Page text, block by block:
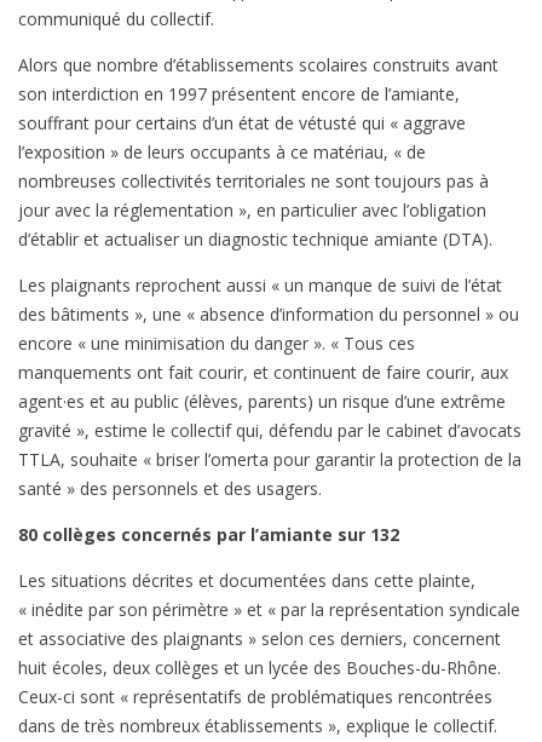
communiqué du collectif.
Alors que nombre d’établissements scolaires construits avant
son interdiction en 1997 présentent encore de l’amiante,
souffrant pour certains d’un état de vétusté qui « aggrave
l’exposition » de leurs occupants à ce matériau, « de
nombreuses collectivités territoriales ne sont toujours pas à
jour avec la réglementation », en particulier avec l’obligation
d’établir et actualiser un diagnostic technique amiante (DTA).
Les plaignants reprochent aussi « un manque de suivi de l’état
des bâtiments », une « absence d’information du personnel » ou
encore « une minimisation du danger ». « Tous ces
manquements ont fait courir, et continuent de faire courir, aux
agent·es et au public (élèves, parents) un risque d’une extrême
gravité », estime le collectif qui, défendu par le cabinet d’avocats
TTLA, souhaite « briser l’omerta pour garantir la protection de la
santé » des personnels et des usagers.
80 collèges concernés par l’amiante sur 132
Les situations décrites et documentées dans cette plainte,
« inédite par son périmètre » et « par la représentation syndicale
et associative des plaignants » selon ces derniers, concernent
huit écoles, deux collèges et un lycée des Bouches-du-Rhône.
Ceux-ci sont « représentatifs de problématiques rencontrées
dans de très nombreux établissements », explique le collectif.